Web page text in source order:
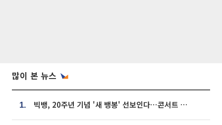
많이 본 뉴스
1. 빅뱅, 20주년 기념 '새 뱅봉' 선보인다⋯콘서트 앞두고 팝업 개최